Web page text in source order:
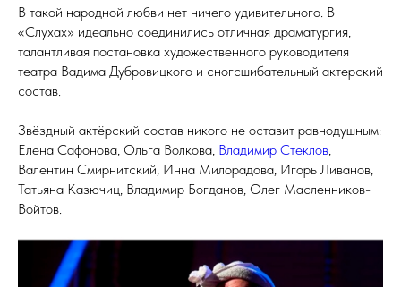
В такой народной любви нет ничего удивительного. В
«Слухах» идеально соединились отличная драматургия,
талантливая постановка художественного руководителя
театра Вадима Дубровицкого и сногсшибательный актерский
состав.
Звёздный актёрский состав никого не оставит равнодушным:
Елена Сафонова, Ольга Волкова, Владимир Стеклов,
Валентин Смирнитский, Инна Милорадова, Игорь Ливанов,
Татьяна Казючиц, Владимир Богданов, Олег Масленников-
Войтов.